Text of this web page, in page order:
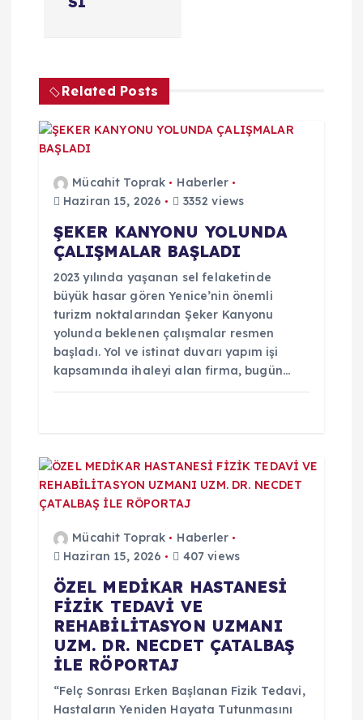
n
m
Related Posts
Mücahit Toprak
Haberler
Haziran 15, 2026
3352 views
ŞEKER KANYONU YOLUNDA
ÇALIŞMALAR BAŞLADI
2023 yılında yaşanan sel felaketinde
büyük hasar gören Yenice’nin önemli
turizm noktalarından Şeker Kanyonu
yolunda beklenen çalışmalar resmen
başladı. Yol ve istinat duvarı yapım işi
kapsamında ihaleyi alan firma, bugün…
Mücahit Toprak
Haberler
Haziran 15, 2026
407 views
ÖZEL MEDİKAR HASTANESİ
FİZİK TEDAVİ VE
REHABİLİTASYON UZMANI
UZM. DR. NECDET ÇATALBAŞ
İLE RÖPORTAJ
“Felç Sonrası Erken Başlanan Fizik Tedavi,
Hastaların Yeniden Hayata Tutunmasını